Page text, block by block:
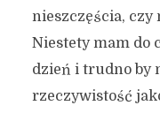
nieszczęścia, czy
Niestety mam do
dzień i trudno by
rzeczywistość